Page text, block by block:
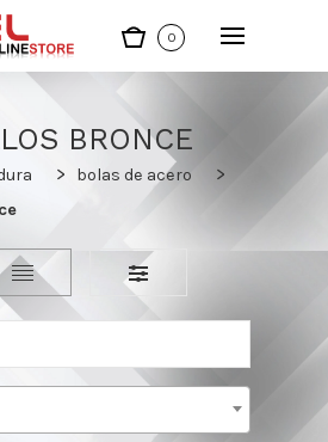
0
BRONCE
bolas de acero